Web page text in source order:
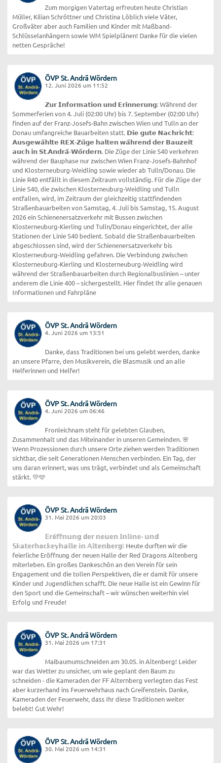
Zum morgigen Vatertag erfreuten heute Christian
Müller, Kilian Schröttner und Christina Löblich viele Väter,
Großväter aber auch Familien und Kinder mit Maßband-
Schlüsselanhängern sowie WM Spielplänen! Danke für die vielen
netten Gespräche!
ÖVP St. Andrä Wördern
12. Juni 2026 um 11:52
𝗭𝘂𝗿 𝗜𝗻𝗳𝗼𝗿𝗺𝗮𝘁𝗶𝗼𝗻 𝘂𝗻𝗱 𝗘𝗿𝗶𝗻𝗻𝗲𝗿𝘂𝗻𝗴: Während der
Sommerferien von 4. Juli (02:00 Uhr) bis 7. September (02:00 Uhr)
finden auf der Franz-Josefs-Bahn zwischen Wien und Tulln an der
Donau umfangreiche Bauarbeiten statt. 𝗗𝗶𝗲 𝗴𝘂𝘁𝗲 𝗡𝗮𝗰𝗵𝗿𝗶𝗰𝗵𝘁:
𝗔𝘂𝘀𝗴𝗲𝘄𝗮̈𝗵𝗹𝘁𝗲 𝗥𝗘𝗫-𝗭𝘂̈𝗴𝗲 𝗵𝗮𝗹𝘁𝗲𝗻 𝘄𝗮̈𝗵𝗿𝗲𝗻𝗱 𝗱𝗲𝗿 𝗕𝗮𝘂𝘇𝗲𝗶𝘁
𝗮𝘂𝗰𝗵 𝗶𝗻 𝗦𝘁.𝗔𝗻𝗱𝗿𝗮̈-𝗪𝗼̈𝗿𝗱𝗲𝗿𝗻. Die Züge der Linie S40 verkehren
während der Bauphase nur zwischen Wien Franz-Josefs-Bahnhof
und Klosterneuburg-Weidling sowie wieder ab Tulln/Donau. Die
Linie R40 entfällt in diesem Zeitraum vollständig. Für die Züge der
Linie S40, die zwischen Klosterneuburg-Weidling und Tulln
entfallen, wird, im Zeitraum der gleichzeitig stattfindenden
Straßenbauarbeiten von Samstag, 4. Juli bis Samstag, 15. August
2026 ein Schienenersatzverkehr mit Bussen zwischen
Klosterneuburg-Kierling und Tulln/Donau eingerichtet, der alle
Stationen der Linie S40 bedient. Sobald die Straßenbauarbeiten
abgeschlossen sind, wird der Schienenersatzverkehr bis
Klosterneuburg-Weidling gefahren. Die Verbindung zwischen
Klosterneuburg-Kierling und Klosterneuburg-Weidling wird
während der Straßenbauarbeiten durch Regionalbuslinien – unter
anderem die Linie 400 – sichergestellt. Hier findet Ihr alle genauen
Informationen und Fahrpläne
ÖVP St. Andrä Wördern
4. Juni 2026 um 13:51
Danke, dass Traditionen bei uns gelebt werden, danke
an unsere Pfarre, den Musikverein, die Blasmusik und an alle
Helferinnen und Helfer!
ÖVP St. Andrä Wördern
4. Juni 2026 um 06:46
Fronleichnam steht für gelebten Glauben,
Zusammenhalt und das Miteinander in unseren Gemeinden. 🌸
Wenn Prozessionen durch unsere Orte ziehen werden Traditionen
sichtbar, die seit Generationen Menschen verbinden. Ein Tag, der
uns daran erinnert, was uns trägt, verbindet und als Gemeinschaft
stärkt. 💛🩵
ÖVP St. Andrä Wördern
31. Mai 2026 um 20:03
𝔼𝕣𝕠̈𝕗𝕗𝕟𝕦𝕟𝕘 𝕕𝕖𝕣 𝕟𝕖𝕦𝕖𝕟 𝕀𝕟𝕝𝕚𝕟𝕖- 𝕦𝕟𝕕
𝕊𝕜𝕒𝕥𝕖𝕣𝕙𝕠𝕔𝕜𝕖𝕪𝕙𝕒𝕝𝕝𝕖 𝕚𝕟 𝔸𝕝𝕥𝕖𝕟𝕓𝕖𝕣𝕘❕ Heute durften wir die
feierliche Eröffnung der neuen Halle der Red Dragons Altenberg
miterleben. Ein großes Dankeschön an den Verein für sein
Engagement und die tollen Perspektiven, die er damit für unsere
Kinder und Jugendlichen schafft. Die neue Halle ist ein Gewinn für
den Sport und die Gemeinschaft – wir wünschen weiterhin viel
Erfolg und Freude!
ÖVP St. Andrä Wördern
31. Mai 2026 um 17:31
Maibaumumschneiden am 30.05. in Altenberg! Leider
war das Wetter zu unsicher, um wie geplant den Baum zu
schneiden - die Kameraden der FF Alternberg verlegten das Fest
aber kurzerhand ins Feuerwehrhaus nach Greifenstein. Danke,
Kameraden der Feuerwehr, dass Ihr diese Traditionen weiter
belebt! Gut Wehr!
ÖVP St. Andrä Wördern
30. Mai 2026 um 14:31